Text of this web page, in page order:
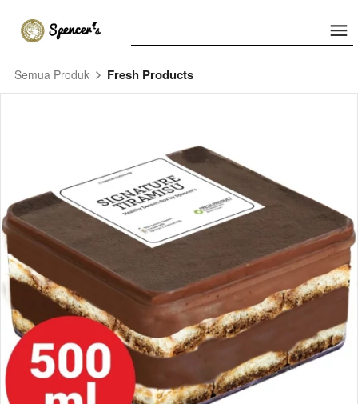
Semua Produk Fresh Products